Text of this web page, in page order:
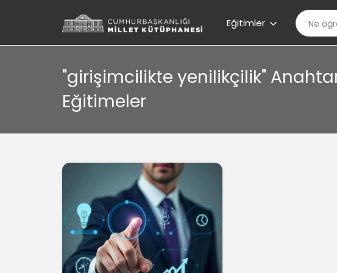
Eğitimler
"girişimcilikte yenilikçilik"
Eğitimeler